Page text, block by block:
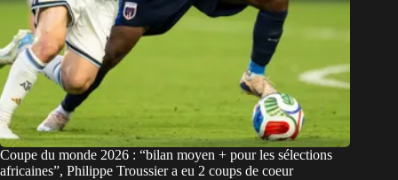
Coupe du monde 2026 : “bilan moyen + pour les sélections
africaines”, Philippe Troussier a eu 2 coups de coeur